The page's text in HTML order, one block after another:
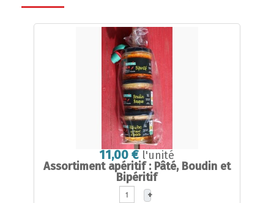
11,00 € l'unité
Assortiment apéritif : Pâté, Boudin et
Bipéritif
+